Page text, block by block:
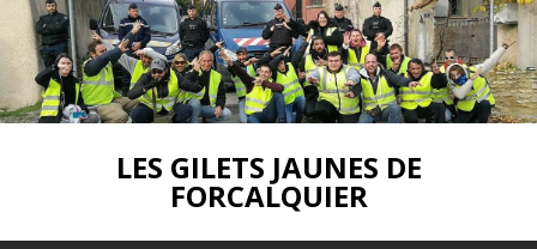
LES GILETS JAUNES DE
FORCALQUIER